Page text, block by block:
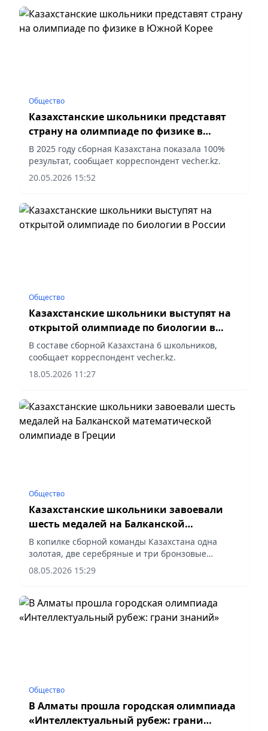
Общество
Казахстанские школьники представят
страну на олимпиаде по физике в
Южной Корее
В 2025 году сборная Казахстана показала 100%
результат, сообщает корреспондент vecher.kz.
20.05.2026 15:52
Общество
Казахстанские школьники выступят на
открытой олимпиаде по биологии в
России
В составе сборной Казахстана 6 школьников,
сообщает корреспондент vecher.kz.
18.05.2026 11:27
Общество
Казахстанские школьники завоевали
шесть медалей на Балканской
математической олимпиаде в Греции
В копилке сборной команды Казахстана одна
золотая, две серебряные и три бронзовые
медали, сообщает корреспондент vecher.kz.
08.05.2026 15:29
Общество
В Алматы прошла городская олимпиада
«Интеллектуальный рубеж: грани